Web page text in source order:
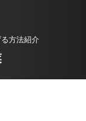
方法紹介